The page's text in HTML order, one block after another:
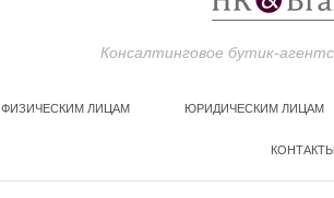
Консалтинговое бутик-
ФИЗИЧЕСКИМ ЛИЦАМ ЮРИДИЧЕСКИМ ЛИЦАМ
КОНТАКТЫ